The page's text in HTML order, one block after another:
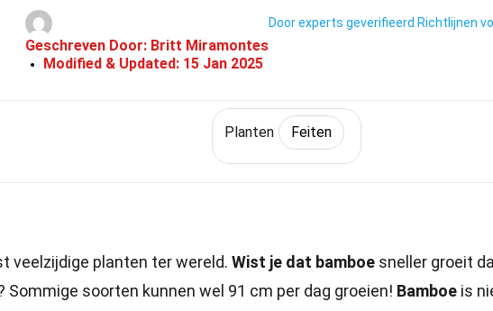
Geschreven Door: Britt Miramontes
Modified & Updated: 15 Jan 2025
Door experts geverifieerd Richtlijnen
Planten Feiten
veelzijdige planten ter wereld. Wist je dat bamboe sneller groeit
Sommige soorten kunnen wel 91 cm per dag groeien! Bamboe is